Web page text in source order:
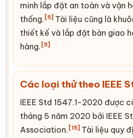
minh lắp đặt an toàn và vận
thống. [5] Tài liệu cũng là
thiết kế và lắp đặt bàn giao
hàng. [5]
Các loại thử theo IEEE
IEEE Std 1547.1-2020 được
tháng 5 năm 2020 bởi IEEE
Association. [15] Tài liệu quy